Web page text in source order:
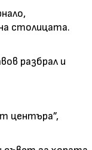
столицата.
разбрал и
центъра”,